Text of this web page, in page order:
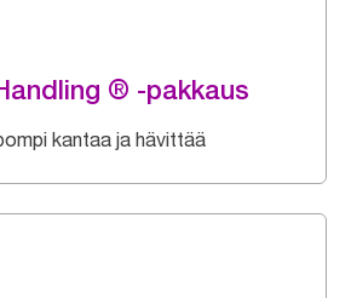
® -pakkaus
kantaa ja hävittää